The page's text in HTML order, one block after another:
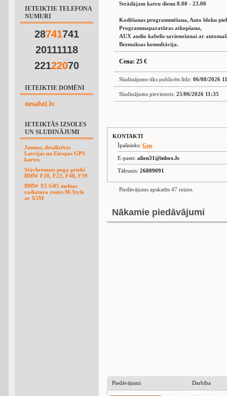
IETEIKTIE TELEFONA
NUMURI
28741741
20111118
22122070
IETEIKTIE DOMĒNI
nesalsti.lv
IETEIKTĀS IZSOLES
UN SLUDINĀJUMI
Jaunas, detalizētas
Latvijas un Eiropas GPS
kartes
Stāvbremzes poga priekš
BMW F20, F22, F48, F39
BMW X5 G05 melnas
radiatora restes M-Style
ar X5M
Strādājam katru dienu 8.00 - 23.00
Kodēšanas programmēšana, Auto bloku
Programmaparatūras atkopšana,
AUX audio kabelis savienošanai ar
Bezmaksas konsultācija.
Cena: 25 €
Sludinājums tiks publicēts līdz: 06/08/2026
Sludinājums pievienots: 25/06/2026 11:35
KONTAKTI
Īpašnieks: Gps
E-pasts: alien31@inbox.lv
Tālrunis: 26809091
Piedāvājums apskatīts 47 reizes.
Nākamie piedāvājumi
Piedāvājumi Darbība